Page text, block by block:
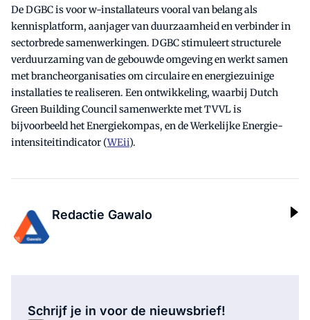
De DGBC is voor w-installateurs vooral van belang als
kennisplatform, aanjager van duurzaamheid en verbinder in
sectorbrede samenwerkingen. DGBC stimuleert structurele
verduurzaming van de gebouwde omgeving en werkt samen
met brancheorganisaties om circulaire en energiezuinige
installaties te realiseren. Een ontwikkeling, waarbij Dutch
Green Building Council samenwerkte met TVVL is
bijvoorbeeld het Energiekompas, en de Werkelijke Energie-
intensiteitindicator (WEii).
Redactie Gawalo
Schrijf je in voor de nieuwsbrief!